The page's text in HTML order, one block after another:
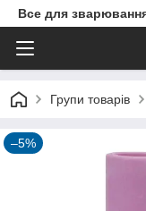
Все для
Групи товарів
–5%